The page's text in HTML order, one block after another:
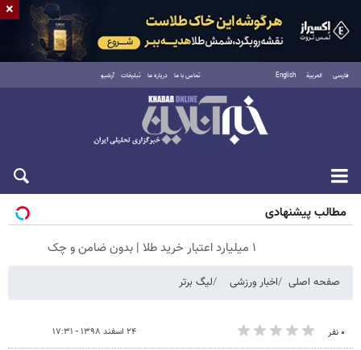
فارسی العربية English تماس با ما درباره ما تبلیغات آرشیو
پنجشنبه ۱۵ مرداد ۱۴۰۵
مطالب پیشنهادی
۱ میلیارد اعتبار خرید طلا | بدون ضامن و چک
صفحه اصلی اخبار ورزشی لیگ برتر
۰ نفر ۲۴ اسفند ۱۳۹۸ - ۱۷:۳۱
×